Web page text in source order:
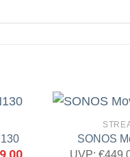
Aktueller
SONOS
UVP: €